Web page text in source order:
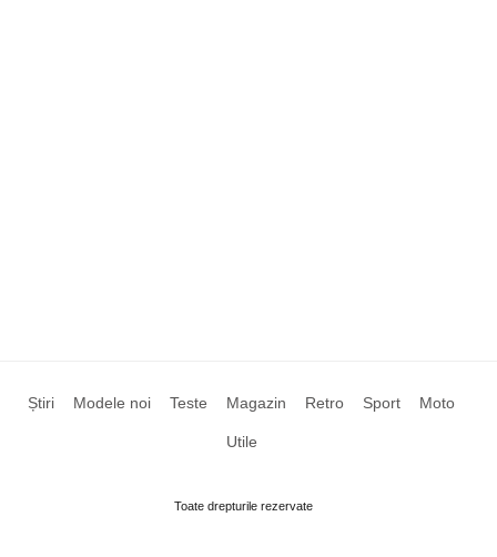
Știri Modele noi Teste Magazin Retro Sport Moto
Utile
Toate drepturile rezervate